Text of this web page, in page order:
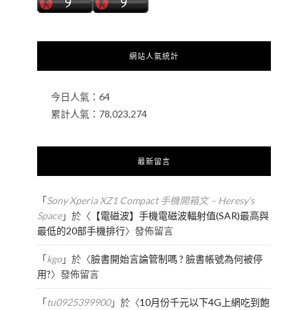
網站人氣統計
今日人氣： 64
累計人氣： 78,023,274
最新留言
「Sony Xperia XZ1 Compact 手機開箱文 – Heresy's
Space」於〈 【電磁波】手機電磁波輻射值(SAR)最高與
最低的20部手機排行〉發佈留言
「kgo」於〈臉書開始言論管制嗎 ? 臉書帳號為何被停
用?〉發佈留言
「tu0925399900」於〈10月份千元以下4G上網吃到飽